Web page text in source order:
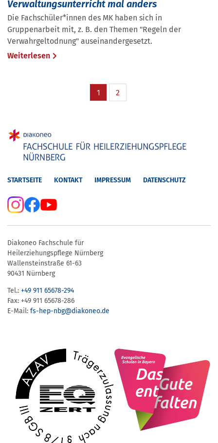
Verwaltungsunterricht mal anders
Die Fachschüler*innen des MK haben sich in
Gruppenarbeit mit, z. B. den Themen "Regeln der
Verwahrgeltodnung" auseinandergesetzt.
Weiterlesen
1 2
STARTSEITE KONTAKT IMPRESSUM DATENSCHUTZ
Diakoneo Fachschule für
Heilerziehungspflege Nürnberg
Wallensteinstraße 61-63
90431 Nürnberg
Tel.: +49 911 65678-294
Fax: +49 911 65678-286
E-Mail: fs-hep-nbg​@diakoneo.de